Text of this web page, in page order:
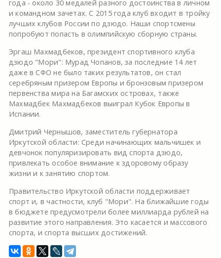
года - около 30 медалей разного достоинства в личном
и командном зачетах. С 2015 года клуб входит в тройку
лучших клубов России по дзюдо. Наши спортсмены
попробуют попасть в олимпийскую сборную страны.
Эргаш Махмадбеков, президент спортивного клуба
дзюдо "Мори": Мурад Чопанов, за последние 14 лет
даже в СФО не было таких результатов, он стал
серебряным призером Европы и бронзовым призером
первенства мира на Багамских островах, также
Махмадбек Махмадбеков выиграл Кубок Европы в
Испании.
Дмитрий Чернышов, заместитель губернатора
Иркутской области: Среди начинающих мальчишек и
девчонок популяризировать вид спорта дзюдо,
привлекать особое внимание к здоровому образу
жизни и к занятию спортом.
Правительство Иркутской области поддерживает
спорт и, в частности, клуб "Мори". На ближайшие годы
в бюджете предусмотрели более миллиарда рублей на
развитие этого направления. Это касается и массового
спорта, и спорта высших достижений.